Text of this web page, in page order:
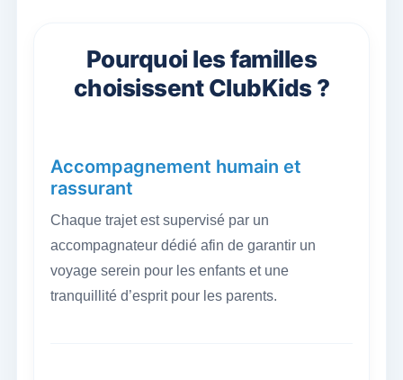
Pourquoi les familles
choisissent ClubKids ?
Accompagnement humain et
rassurant
Chaque trajet est supervisé par un
accompagnateur dédié afin de garantir un
voyage serein pour les enfants et une
tranquillité d’esprit pour les parents.